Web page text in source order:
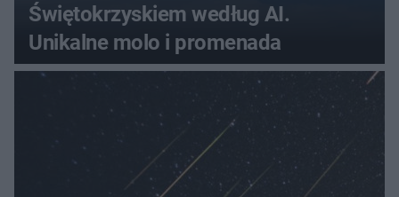
Świętokrzyskiem według AI.
Unikalne molo i promenada